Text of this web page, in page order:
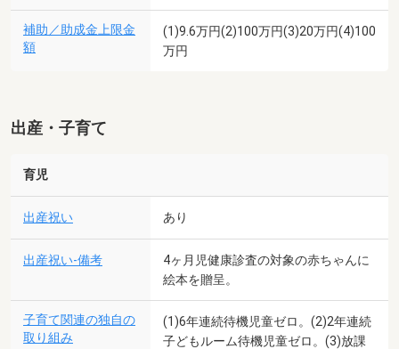
補助／助成金上限金
額
(1)9.6万円(2)100万円(3)20万円(4)100
万円
出産・子育て
育児
出産祝い あり
出産祝い-備考
4ヶ月児健康診査の対象の赤ちゃんに
絵本を贈呈。
子育て関連の独自の
取り組み
(1)6年連続待機児童ゼロ。(2)2年連続
子どもルーム待機児童ゼロ。(3)放課